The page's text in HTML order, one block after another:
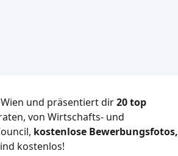
und präsentiert dir20 top
von Wirtschafts- und
kostenlose Bewerbungsfotos,
kostenlos!